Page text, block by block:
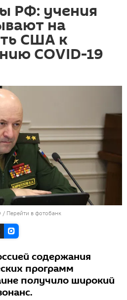
РФ: учения
на
США к
COVID-19
/ Перейти в фотобанк
содержания
программ
получило широкий